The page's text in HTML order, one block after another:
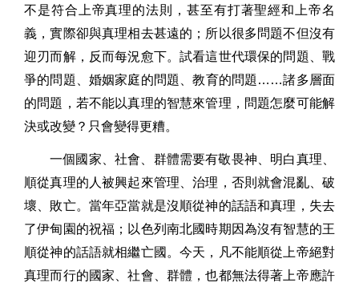
不是符合上帝真理的法則，甚至有打著聖經和上帝名
義，實際卻與真理相去甚遠的；所以很多問題不但沒有
迎刃而解，反而每況愈下。試看這世代環保的問題、戰
爭的問題、婚姻家庭的問題、教育的問題……諸多層面
的問題，若不能以真理的智慧來管理，問題怎麼可能解
決或改變？只會變得更糟。
一個國家、社會、群體需要有敬畏神、明白真理、
順從真理的人被興起來管理、治理，否則就會混亂、破
壞、敗亡。當年亞當就是沒順從神的話語和真理，失去
了伊甸園的祝福；以色列南北國時期因為沒有智慧的王
順從神的話語就相繼亡國。今天，凡不能順從上帝絕對
真理而行的國家、社會、群體，也都無法得著上帝應許